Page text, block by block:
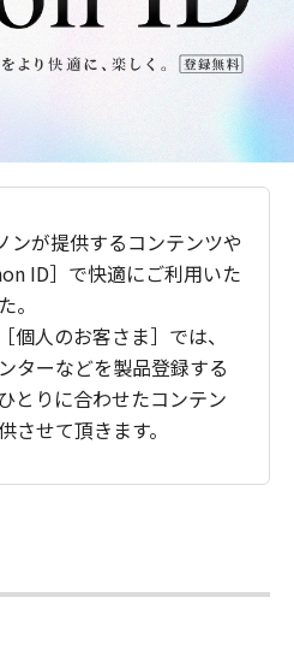
ンが提供するコンテンツや
ID］で快適にご利用いた
。
個人のお客さま］では、
ターなどを製品登録する
とりに合わせたコンテン
させて頂きます。